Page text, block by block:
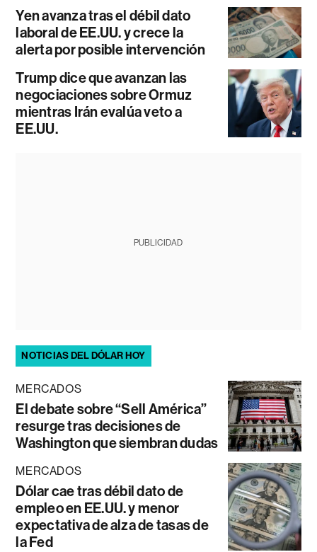
Yen avanza tras el débil dato
laboral de EE.UU. y crece la
alerta por posible intervención
Trump dice que avanzan las
negociaciones sobre Ormuz
mientras Irán evalúa veto a
EE.UU.
PUBLICIDAD
NOTICIAS DEL DÓLAR HOY
MERCADOS
El debate sobre “Sell América”
resurge tras decisiones de
Washington que siembran dudas
MERCADOS
Dólar cae tras débil dato de
empleo en EE.UU. y menor
expectativa de alza de tasas de
la Fed